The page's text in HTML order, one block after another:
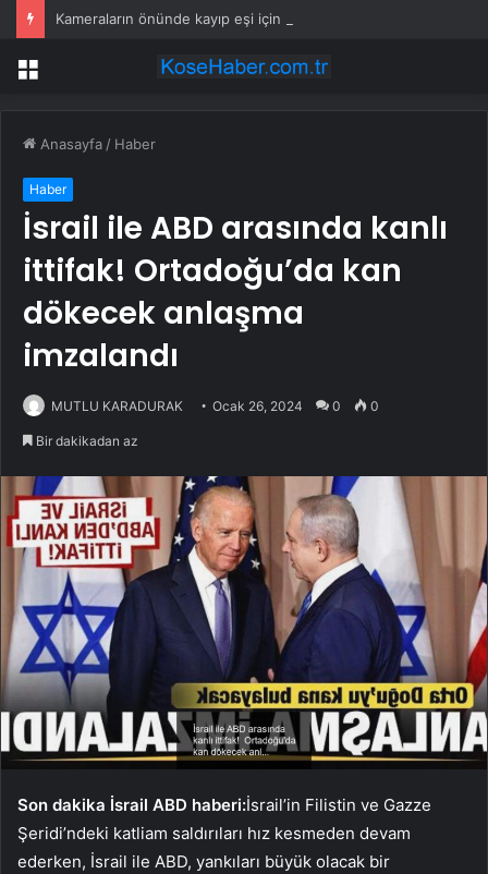
Menü
Anasayfa / Haber
Haber
İsrail ile ABD arasında kanlı
ittifak! Ortadoğu’da kan
dökecek anlaşma
imzalandı
MUTLU KARADURAK Ocak 26, 2024 0 0
Bir dakikadan az
Son dakika İsrail ABD haberi:İsrail’in Filistin ve Gazze
Şeridi’ndeki katliam saldırıları hız kesmeden devam
ederken, İsrail ile ABD, yankıları büyük olacak bir